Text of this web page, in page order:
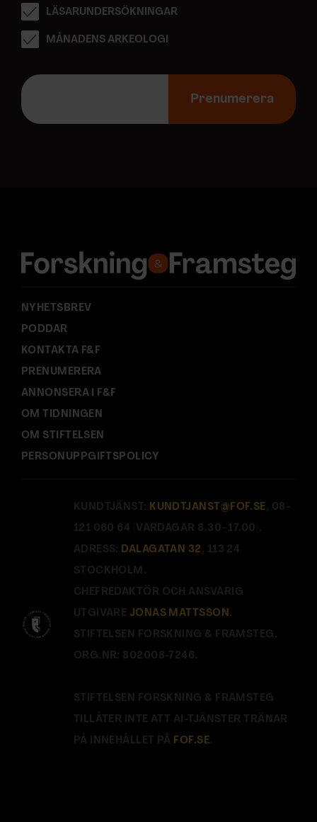
LÄSARUNDERSÖKNINGAR
MÅNADENS ARKEOLOGI
E
p
s
:
Prenumerera
NYHETSBREV
PODDAR
KONTAKTA F&F
PRENUMERERA
ANNONSERA I F&F
OM TIDNINGEN
OM STIFTELSEN
PERSONUPPGIFTSPOLICY
KUNDTJÄNST: KUNDTJANST@FOF.SE , 08-
121 060 64 (VARDAGAR 8.30–17.00).
ADRESS: DALAGATAN 32 , 113 24
STOCKHOLM.
CHEFREDAKTÖR OCH ANSVARIG
UTGIVARE JONAS MATTSSON.
STIFTELSEN FORSKNING & FRAMSTEG.
ORG.NR: 802008-7246.
STIFTELSEN FORSKNING & FRAMSTEG
TILLÅTER INTE ATT AI-TJÄNSTER TRÄNAR
PÅ INNEHÅLLET PÅ FOF.SE.